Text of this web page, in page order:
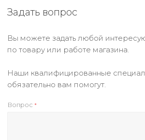
Задать вопрос
Вы можете задать любой
по товару или работе магазина.
Наши квалифицированные
обязательно вам помогут.
Вопрос *